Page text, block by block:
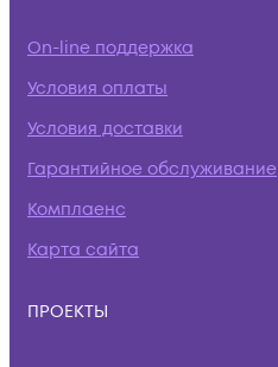
On-line поддержка
Условия оплаты
Условия доставки
Гарантийное обслуживание
Комплаенс
Карта сайта
ПРОЕКТЫ